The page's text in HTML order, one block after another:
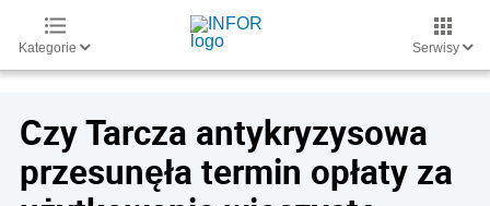
Kategorie Serwisy
Czy Tarcza antykryzysowa
przesunęła termin opłaty za